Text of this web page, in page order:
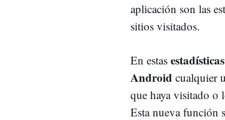
aplicación son las
sitios visitados.
En estas
Android cualquier
que haya visitado o
Esta nueva función